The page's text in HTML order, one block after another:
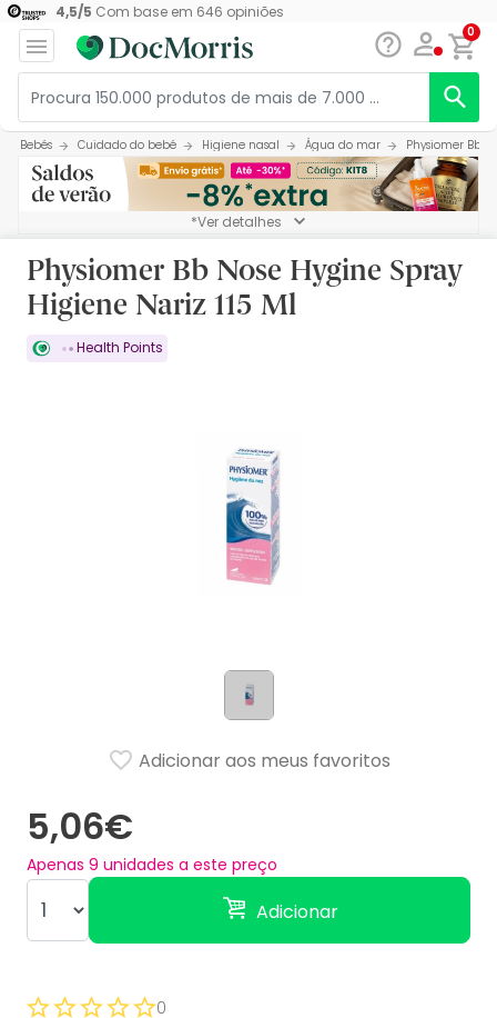
4,5/5 Com base em 646 opiniões
0
Bebés Cuidado do bebé Higiene nasal Água do mar Physiomer Bb
*Ver detalhes
Physiomer Bb Nose Hygine Spray
Higiene Nariz 115 Ml
Health Points
5,06€
Apenas 9 unidades a este preço
Adicionar
Adicionar aos meus favoritos
0